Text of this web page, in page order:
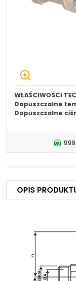
+48 669 834 274
Centrum
59-400 Jawor, ul.
Biuro obsługi
+48 535 424 483
PN-PT: 7:00 - 16:00
POWER
NIP: PL 884 282 31
Projekty:
WŁAŚCIWOŚCI
Dopuszczalne
Dopuszczalne
999
Opis